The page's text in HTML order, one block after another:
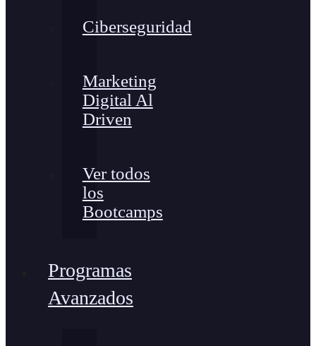
Ciberseguridad
Marketing
Digital Al
Driven
Ver todos
los
Bootcamps
Programas
Avanzados